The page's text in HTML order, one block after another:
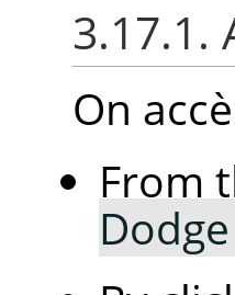
3.17.1.
On
From